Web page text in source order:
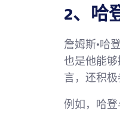
2、哈
詹姆斯·哈
也是他能
言，还积
例如，哈